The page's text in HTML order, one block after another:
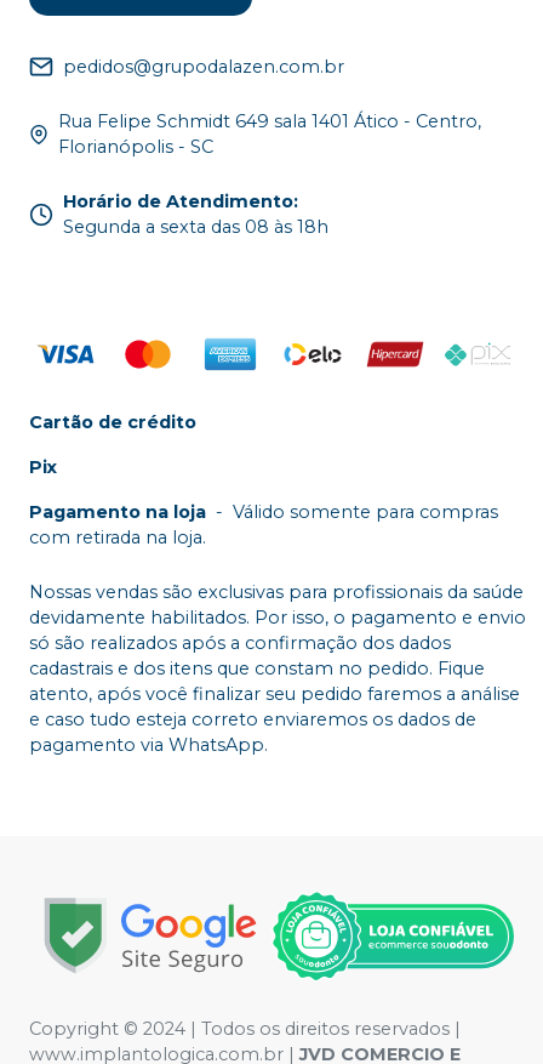
pedidos@grupodalazen.com.br
Rua Felipe Schmidt 649 sala 1401 Ático - Centro,
Florianópolis - SC
Horário de Atendimento:
Segunda a sexta das 08 às 18h
Cartão de crédito
Pix
Pagamento na loja - Válido somente para compras
com retirada na loja.
Nossas vendas são exclusivas para profissionais da saúde
devidamente habilitados. Por isso, o pagamento e envio
só são realizados após a confirmação dos dados
cadastrais e dos itens que constam no pedido. Fique
atento, após você finalizar seu pedido faremos a análise
e caso tudo esteja correto enviaremos os dados de
pagamento via WhatsApp.
Copyright © 2024 | Todos os direitos reservados |
www.implantologica.com.br |JVD COMERCIO E